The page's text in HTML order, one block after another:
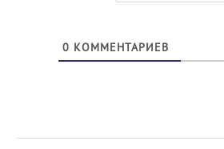
0 КОММЕНТАРИЕВ